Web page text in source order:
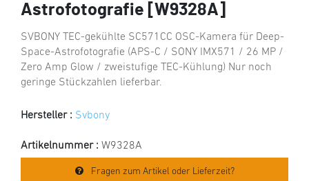
Astrofotografie [W9328A]
SVBONY TEC-gekühlte SC571CC OSC-Kamera für Deep-
Space-Astrofotografie (APS-C / SONY IMX571 / 26 MP /
Zero Amp Glow / zweistufige TEC-Kühlung) Nur noch
geringe Stückzahlen lieferbar.
Hersteller : Svbony
Artikelnummer : W9328A
Fragen zum Artikel oder Lieferzeit?